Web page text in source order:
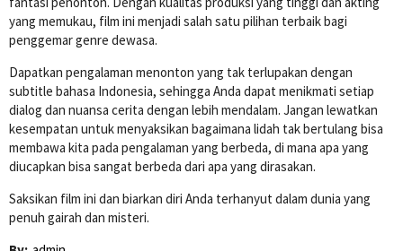
yang memukau, film ini menjadi salah satu pilihan terbaik bagi
penggemar genre dewasa.
Dapatkan pengalaman menonton yang tak terlupakan dengan
subtitle bahasa Indonesia, sehingga Anda dapat menikmati setiap
dialog dan nuansa cerita dengan lebih mendalam. Jangan lewatkan
kesempatan untuk menyaksikan bagaimana lidah tak bertulang bisa
membawa kita pada pengalaman yang berbeda, di mana apa yang
diucapkan bisa sangat berbeda dari apa yang dirasakan.
Saksikan film ini dan biarkan diri Anda terhanyut dalam dunia yang
penuh gairah dan misteri.